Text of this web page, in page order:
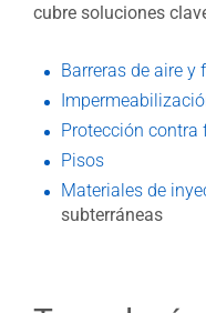
cubre soluciones
Barreras de aire y
Protección contra
Pisos
Materiales de
subterráneas